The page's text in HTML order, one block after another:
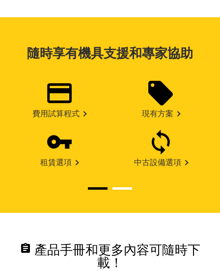
隨時享有機具支援和專家協助
費用試算程式 現有方案
租賃選項 中古設備選項
assignment 產品手冊和更多內容可隨時下
載！